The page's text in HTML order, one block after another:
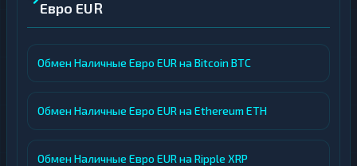
Евро EUR
Обмен Наличные Евро EUR на Bitcoin BTC
Обмен Наличные Евро EUR на Ethereum ETH
Обмен Наличные Евро EUR на Ripple XRP